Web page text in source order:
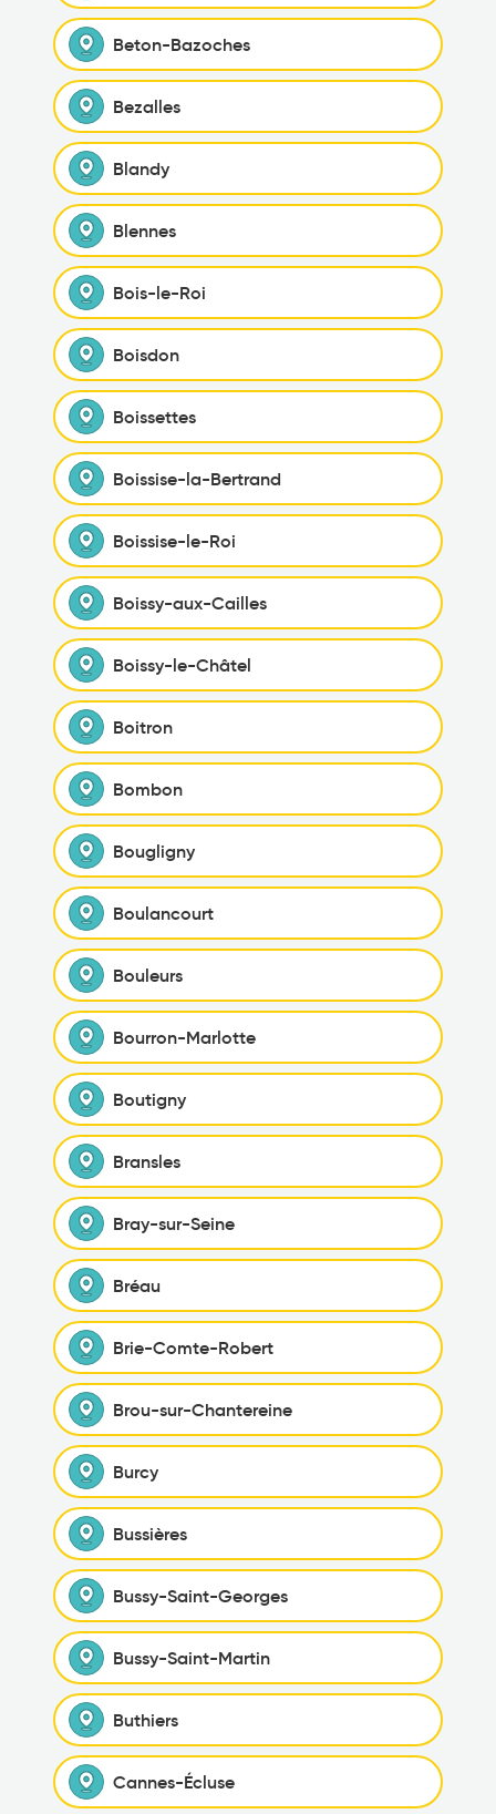
Beton-Bazoches
Bezalles
Blandy
Blennes
Bois-le-Roi
Boisdon
Boissettes
Boissise-la-Bertrand
Boissise-le-Roi
Boissy-aux-Cailles
Boissy-le-Châtel
Boitron
Bombon
Bougligny
Boulancourt
Bouleurs
Bourron-Marlotte
Boutigny
Bransles
Bray-sur-Seine
Bréau
Brie-Comte-Robert
Brou-sur-Chantereine
Burcy
Bussières
Bussy-Saint-Georges
Bussy-Saint-Martin
Buthiers
Cannes-Écluse